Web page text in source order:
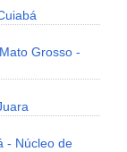
Grosso -
- Núcleo de